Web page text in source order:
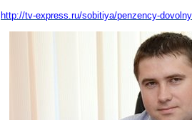
http://tv-express.ru/sobitiya/penzency-